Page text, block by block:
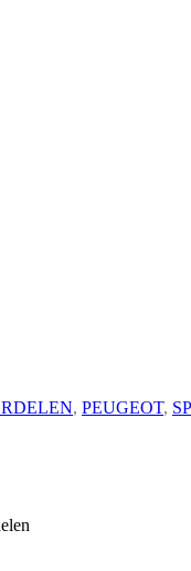
, PEUGEOT,